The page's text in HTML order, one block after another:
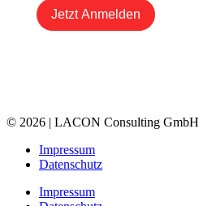
Jetzt Anmelden
© 2026 | LACON Consulting GmbH
Impressum
Datenschutz
Impressum